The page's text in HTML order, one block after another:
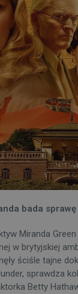
bada
Miranda
w brytyjskiej
ściśle tajne
sprawdza
Betty